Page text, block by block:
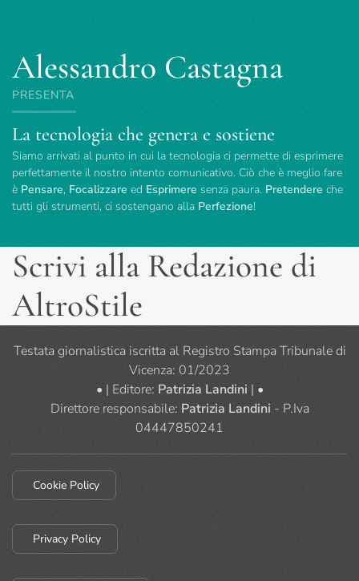
Alessandro Castagna
PRESENTA
La tecnologia che genera e sostiene
Siamo arrivati al punto in cui la tecnologia ci permette di esprimere
perfettamente il nostro intento comunicativo. Ciò che è meglio fare
è Pensare, Focalizzare ed Esprimere senza paura. Pretendere che
tutti gli strumenti, ci sostengano alla Perfezione!
Scrivi alla Redazione di
AltroStile
Testata giornalistica iscritta al Registro Stampa Tribunale di
Vicenza: 01/2023
• | Editore: Patrizia Landini | •
Direttore responsabile: Patrizia Landini - P.Iva
04447850241
Cookie Policy
Privacy Policy